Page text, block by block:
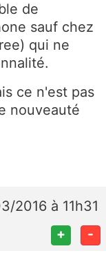
de
sauf chez
qui ne
ce n'est pas
nouveauté
2016 à 11h31
+ -